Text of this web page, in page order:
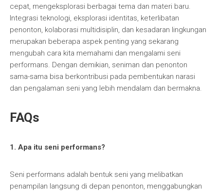
cepat, mengeksplorasi berbagai tema dan materi baru.
Integrasi teknologi, eksplorasi identitas, keterlibatan
penonton, kolaborasi multidisiplin, dan kesadaran lingkungan
merupakan beberapa aspek penting yang sekarang
mengubah cara kita memahami dan mengalami seni
performans. Dengan demikian, seniman dan penonton
sama-sama bisa berkontribusi pada pembentukan narasi
dan pengalaman seni yang lebih mendalam dan bermakna.
FAQs
1. Apa itu seni performans?
Seni performans adalah bentuk seni yang melibatkan
penampilan langsung di depan penonton, menggabungkan